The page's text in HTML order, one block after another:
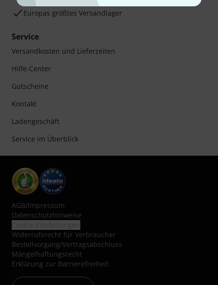
Europas größtes Versandlager
Service
Versandkosten und Lieferzeiten
Hilfe-Center
Gutscheine
Kontakt
Ladengeschäft
Service im Überblick
AGB/Impressum
Datenschutzhinweise
Widerrufsrecht für Verbraucher
Bestellvorgang/Vertragsabschluss
Mängelhaftungsrecht
Erklärung zur Barrierefreiheit